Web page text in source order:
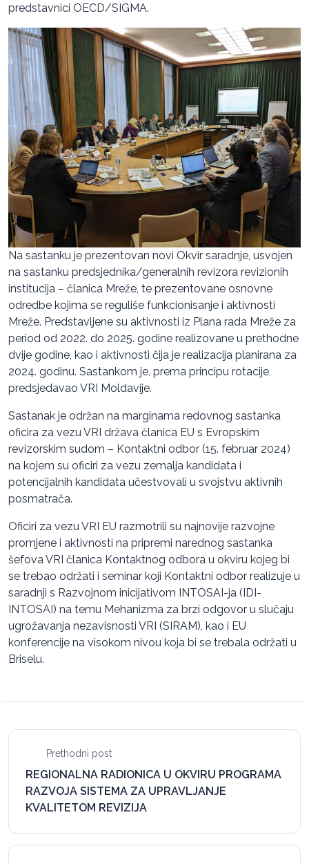
predstavnici OECD/SIGMA.
Na sastanku je prezentovan novi Okvir saradnje, usvojen
na sastanku predsjednika/generalnih revizora revizionih
institucija – članica Mreže, te prezentovane osnovne
odredbe kojima se reguliše funkcionisanje i aktivnosti
Mreže. Predstavljene su aktivnosti iz Plana rada Mreže za
period od 2022. do 2025. godine realizovane u prethodne
dvije godine, kao i aktivnosti čija je realizacija planirana za
2024. godinu. Sastankom je, prema principu rotacije,
predsjedavao VRI Moldavije.
Sastanak je održan na marginama redovnog sastanka
oficira za vezu VRI država članica EU s Evropskim
revizorskim sudom – Kontaktni odbor (15. februar 2024)
na kojem su oficiri za vezu zemalja kandidata i
potencijalnih kandidata učestvovali u svojstvu aktivnih
posmatrača.
Oficiri za vezu VRI EU razmotrili su najnovije razvojne
promjene i aktivnosti na pripremi narednog sastanka
šefova VRI članica Kontaktnog odbora u okviru kojeg bi
se trebao održati i seminar koji Kontaktni odbor realizuje u
saradnji s Razvojnom inicijativom INTOSAI-ja (IDI-
INTOSAI) na temu Mehanizma za brzi odgovor u slučaju
ugrožavanja nezavisnosti VRI (SIRAM), kao i EU
konferencije na visokom nivou koja bi se trebala održati u
Briselu.
Prethodni post
REGIONALNA RADIONICA U OKVIRU PROGRAMA
RAZVOJA SISTEMA ZA UPRAVLJANJE
KVALITETOM REVIZIJA